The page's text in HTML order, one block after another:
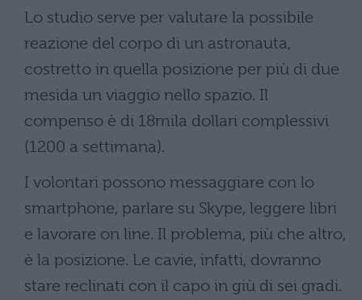
Lo studio serve per valutare la possibile
reazione del corpo di un astronauta,
costretto in quella posizione per più di due
mesida un viaggio nello spazio. Il
compenso è di 18mila dollari complessivi
(1200 a settimana).
I volontari possono messaggiare con lo
smartphone, parlare su Skype, leggere libri
e lavorare on line. Il problema, più che altro,
è la posizione. Le cavie, infatti, dovranno
stare reclinati con il capo in giù di sei gradi.